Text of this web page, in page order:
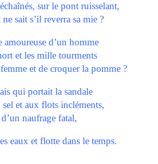
sur le pont ruisselant,
sait s’il reverra sa mie ?
amoureuse d’un homme
et les mille tourments
et de croquer la pomme ?
qui portait la sandale
et aux flots incléments,
naufrage fatal,
eaux et flotte dans le temps.